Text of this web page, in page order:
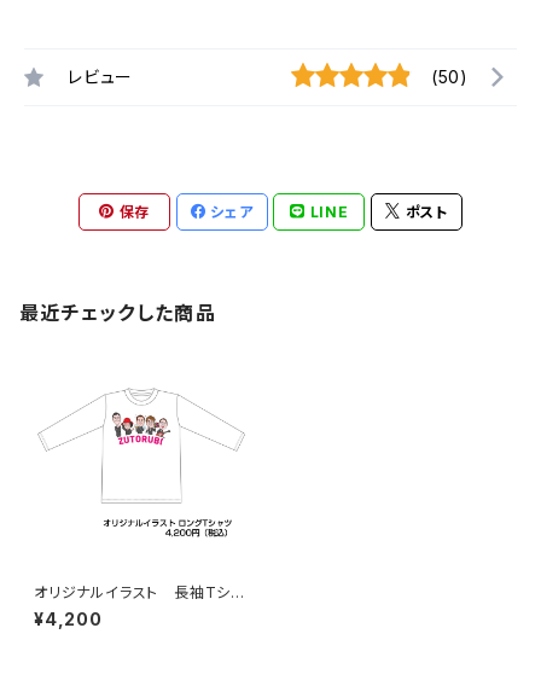
レビュー (50)
保存 シェア LINE ポスト
最近チェックした商品
オリジナルイラスト 長袖Tシャ
ツ
¥4,200